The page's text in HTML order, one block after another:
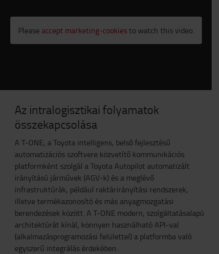
Please accept marketing-cookiesto watch this video.
Az intralogisztikai folyamatok
összekapcsolása
A T-ONE, a Toyota intelligens, belső fejlesztésű
automatizációs szoftvere közvetítő kommunikációs
platformként szolgál a Toyota Autopilot automatizált
irányítású járművek (AGV-k) és a meglévő
infrastruktúrák, például raktárirányítási rendszerek,
illetve termékazonosító és más anyagmozgatási
berendezések között. A T-ONE modern, szolgáltatásalapú
architektúrát kínál, könnyen használható API-val
(alkalmazásprogramozási felülettel) a platformba való
egyszerű integrálás érdekében.